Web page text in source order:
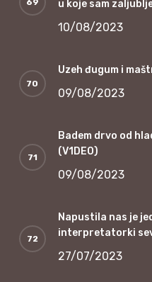
u koje sam
10/08/2023
Uzeh đugum i
09/08/2023
Badem drvo od
(V1DEO)
09/08/2023
Napustila nas je
interpretatorki
27/07/2023